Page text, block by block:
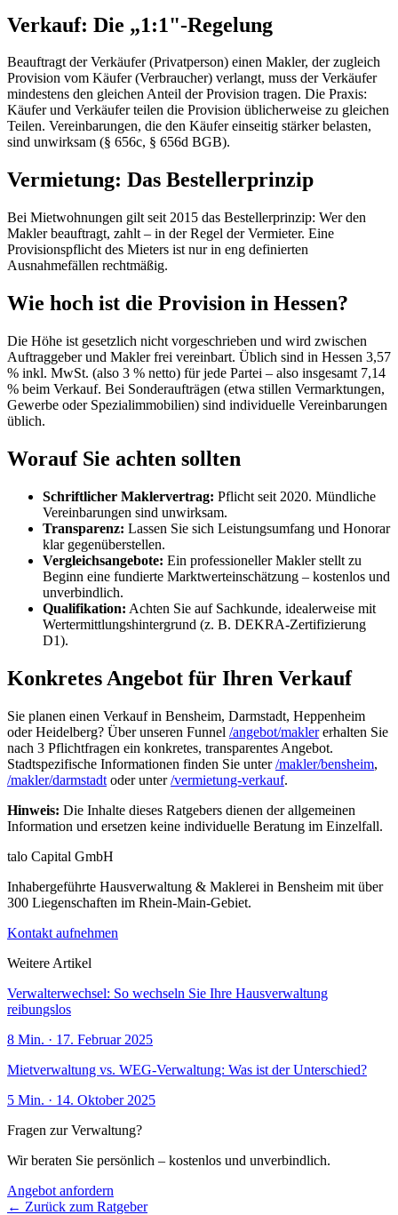
Verkauf: Die „1:1"-Regelung
Beauftragt der Verkäufer (Privatperson) einen Makler, der zugleich
Provision vom Käufer (Verbraucher) verlangt, muss der Verkäufer
mindestens den gleichen Anteil der Provision tragen. Die Praxis:
Käufer und Verkäufer teilen die Provision üblicherweise zu gleichen
Teilen. Vereinbarungen, die den Käufer einseitig stärker belasten,
sind unwirksam (§ 656c, § 656d BGB).
Vermietung: Das Bestellerprinzip
Bei Mietwohnungen gilt seit 2015 das Bestellerprinzip: Wer den
Makler beauftragt, zahlt – in der Regel der Vermieter. Eine
Provisionspflicht des Mieters ist nur in eng definierten
Ausnahmefällen rechtmäßig.
Wie hoch ist die Provision in Hessen?
Die Höhe ist gesetzlich nicht vorgeschrieben und wird zwischen
Auftraggeber und Makler frei vereinbart. Üblich sind in Hessen 3,57
% inkl. MwSt. (also 3 % netto) für jede Partei – also insgesamt 7,14
% beim Verkauf. Bei Sonderaufträgen (etwa stillen Vermarktungen,
Gewerbe oder Spezialimmobilien) sind individuelle Vereinbarungen
üblich.
Worauf Sie achten sollten
Schriftlicher Maklervertrag: Pflicht seit 2020. Mündliche
Vereinbarungen sind unwirksam.
Transparenz: Lassen Sie sich Leistungs­umfang und Honorar
klar gegenüberstellen.
Vergleichsangebote: Ein professioneller Makler stellt zu
Beginn eine fundierte Marktwert­einschätzung – kostenlos und
unverbindlich.
Qualifikation: Achten Sie auf Sachkunde, idealerweise mit
Wertermittlungs­hintergrund (z. B. DEKRA-Zertifizierung
D1).
Konkretes Angebot für Ihren Verkauf
Sie planen einen Verkauf in Bensheim, Darmstadt, Heppenheim
oder Heidelberg? Über unseren Funnel /angebot/maklererhalten Sie
nach 3 Pflichtfragen ein konkretes, transparentes Angebot.
Stadtspezifische Informationen finden Sie unter/makler/bensheim,
/makler/darmstadt oder unter/vermietung-verkauf.
Hinweis: Die Inhalte dieses Ratgebers dienen der allgemeinen
Information und ersetzen keine individuelle Beratung im Einzelfall.
talo Capital GmbH
Inhabergeführte Hausverwaltung & Maklerei in Bensheim mit über
300 Liegenschaften im Rhein-Main-Gebiet.
Kontakt aufnehmen
Weitere Artikel
Verwalterwechsel: So wechseln Sie Ihre Hausverwaltung
reibungslos
8 Min. · 17. Februar 2025
Mietverwaltung vs. WEG-Verwaltung: Was ist der Unterschied?
5 Min. · 14. Oktober 2025
Fragen zur Verwaltung?
Wir beraten Sie persönlich – kostenlos und unverbindlich.
Angebot anfordern
← Zurück zum Ratgeber